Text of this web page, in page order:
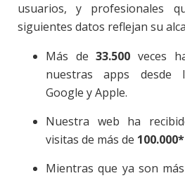
usuarios, y profesionales
siguientes datos reflejan su
Más de33.500 veces
nuestras apps desde
Google y Apple.
Nuestra web ha
visitas de más de 100.000*
Mientras que ya son